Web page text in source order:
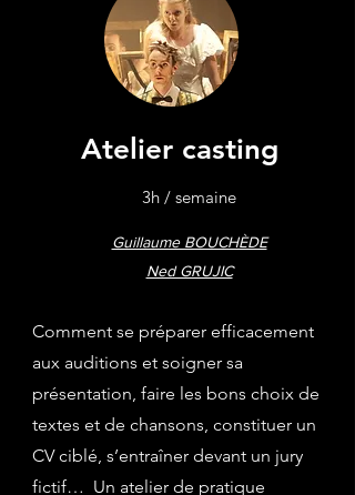
Atelier casting
3h / semaine
Guillaume BOUCHÈDE
Comment se préparer efficacement
aux auditions et soigner sa
présentation, faire les bons choix de
textes et de chansons, constituer un
CV ciblé, s’entraîner devant un jury
fictif… Un atelier de pratique
Ned GRUJIC